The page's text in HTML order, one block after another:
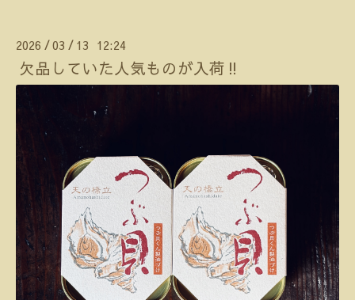
2026 /03 / 13 12:24
欠品していた人気ものが入荷‼️